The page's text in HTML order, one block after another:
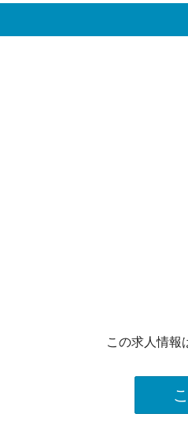
この求人情報